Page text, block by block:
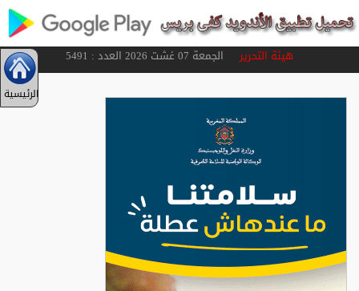
هيئة التحريرالجمعة 07 غشت 2026 العدد : 5491
الرئيسية